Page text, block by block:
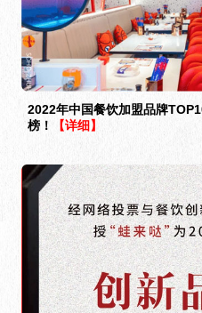
2022年中国餐饮加盟品牌
榜！
【详细】